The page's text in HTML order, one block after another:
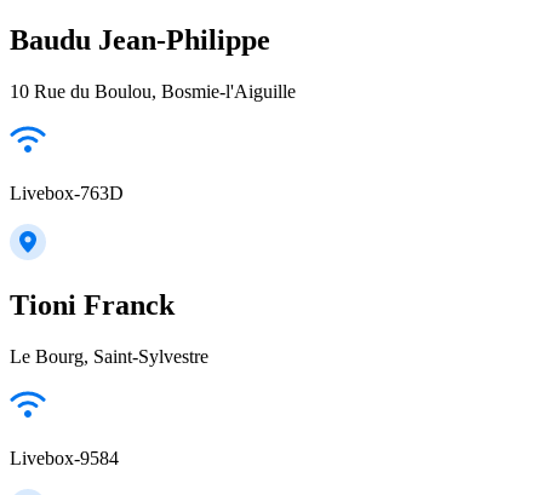
Baudu Jean-Philippe
10 Rue du Boulou, Bosmie-l'Aiguille
Livebox-763D
Tioni Franck
Le Bourg, Saint-Sylvestre
Livebox-9584